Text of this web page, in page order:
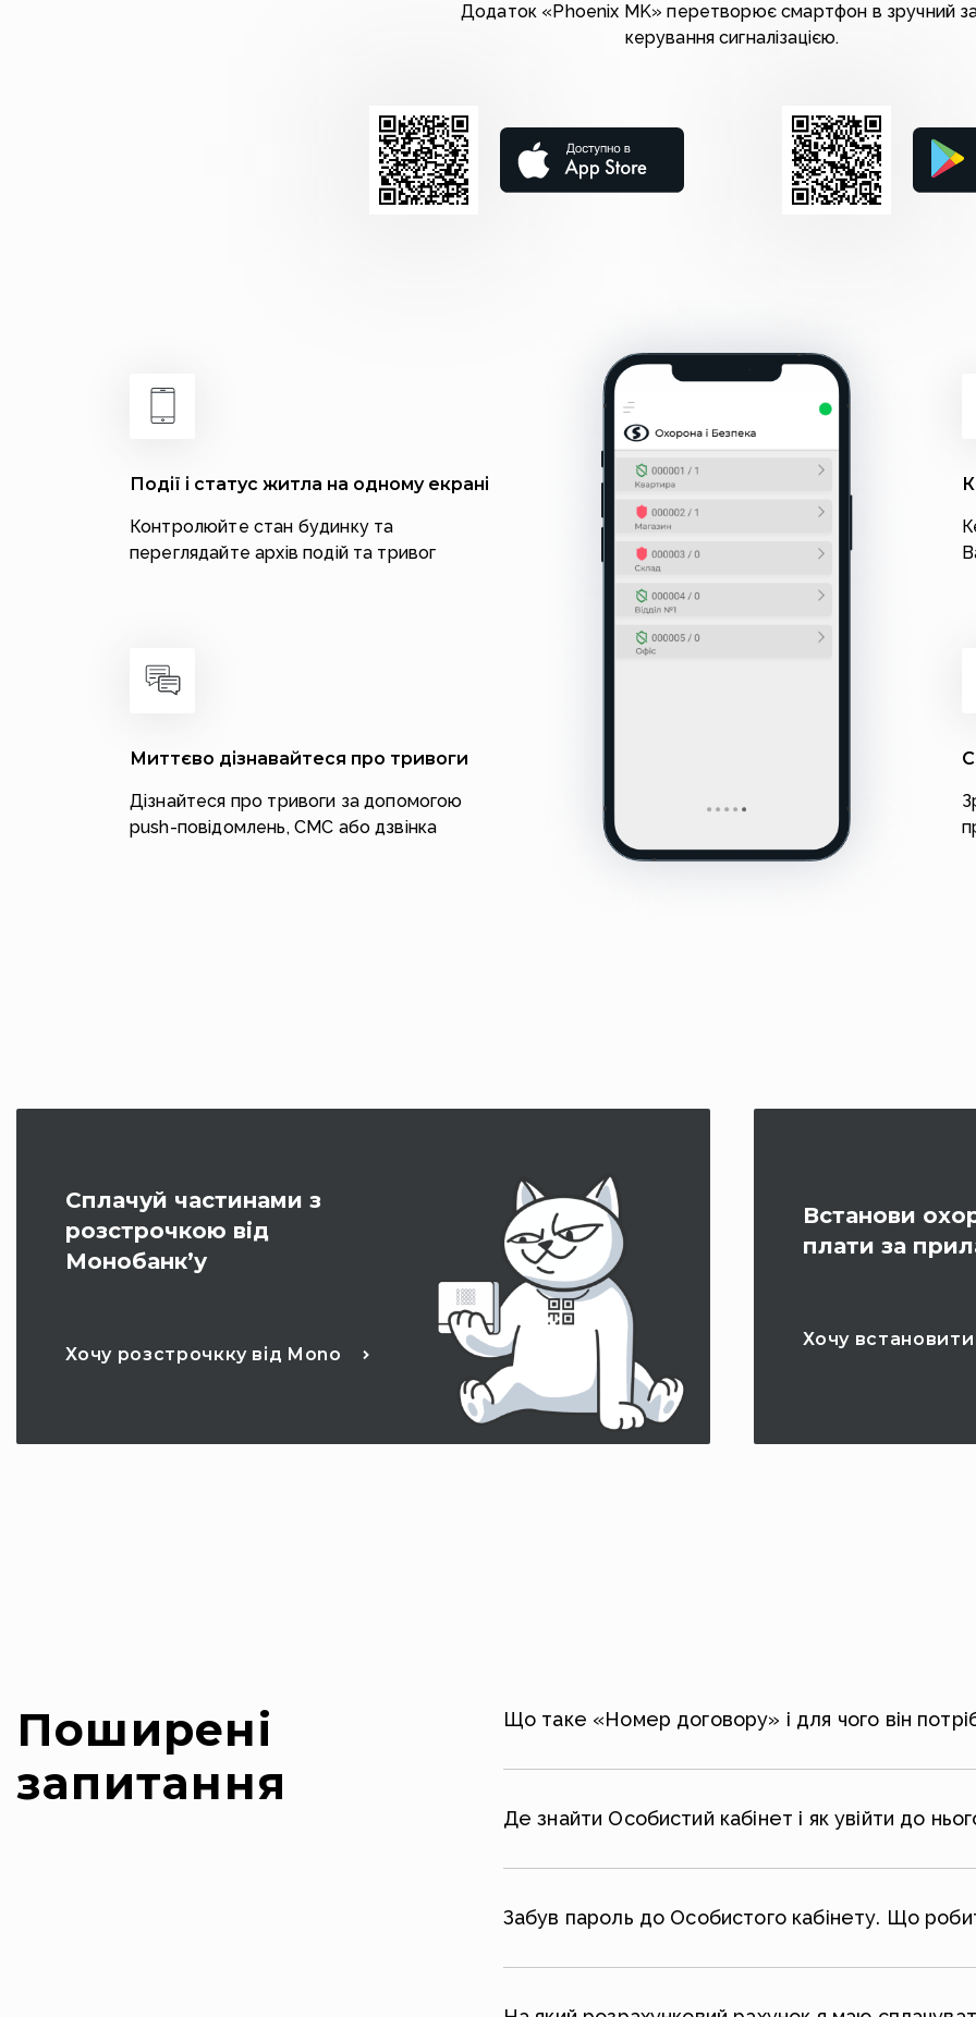
Додаток «Phoenix MK» перетворює смартфон в зручний
керування сигналізацією.
Події і статус житла на одному екрані
Контролюйте стан будинку та
переглядайте архів подій та тривог
Миттєво дізнавайтеся про тривоги
Дізнайтеся про тривоги за допомогою
push-повідомлень, СМС або дзвінка
Сплачуй частинами з
розстрочкою від
Монобанк’у
Хочу розстрочкку від Mono
Встанови
плати за
Хочу
Поширені
запитання
Що таке «Номер договору» і для чого він
Де знайти Особистий кабінет і як увійти до
Забув пароль до Особистого кабінету. Що